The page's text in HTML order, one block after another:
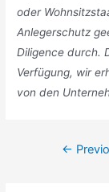
oder
Anlegerschutz
Diligence durch.
Verfügung, wir
von den
Post←